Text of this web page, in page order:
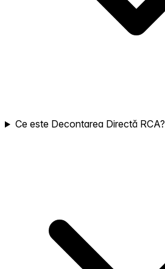
Ce este Decontarea Directă RCA?